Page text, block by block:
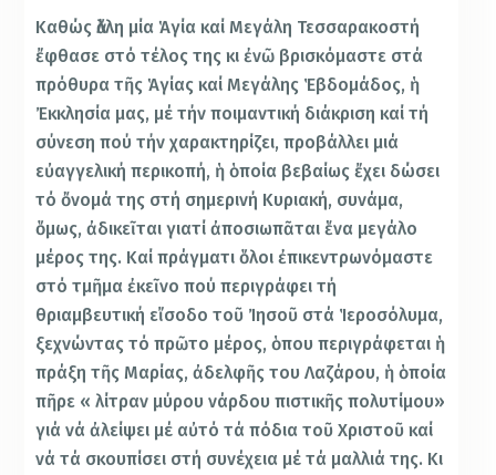
Καθώς ἄλλη μία Ἁγία καί Μεγάλη Τεσσαρακοστή
ἔφθασε στό τέλος της κι ἐνῶ βρισκόμαστε στά
πρόθυρα τῆς Ἁγίας καί Μεγάλης Ἑβδομάδος, ἡ
Ἐκκλησία μας, μέ τήν ποιμαντική διάκριση καί τή
σύνεση πού τήν χαρακτηρίζει, προβάλλει μιά
εὐαγγελική περικοπή, ἡ ὁποία βεβαίως ἔχει δώσει
τό ὄνομά της στή σημερινή Κυριακή, συνάμα,
ὅμως, ἀδικεῖται γιατί ἀποσιωπᾶται ἕνα μεγάλο
μέρος της. Καί πράγματι ὅλοι ἐπικεντρωνόμαστε
στό τμῆμα ἐκεῖνο πού περιγράφει τή
θριαμβευτική εἴσοδο τοῦ Ἰησοῦ στά Ἱεροσόλυμα,
ξεχνώντας τό πρῶτο μέρος, ὁπου περιγράφεται ἡ
πράξη τῆς Μαρίας, ἀδελφῆς του Λαζάρου, ἡ ὁποία
πῆρε « λίτραν μύρου νάρδου πιστικῆς πολυτίμου»
γιά νά ἀλείψει μέ αὐτό τά πόδια τοῦ Χριστοῦ καί
νά τά σκουπίσει στή συνέχεια μέ τά μαλλιά της. Κι